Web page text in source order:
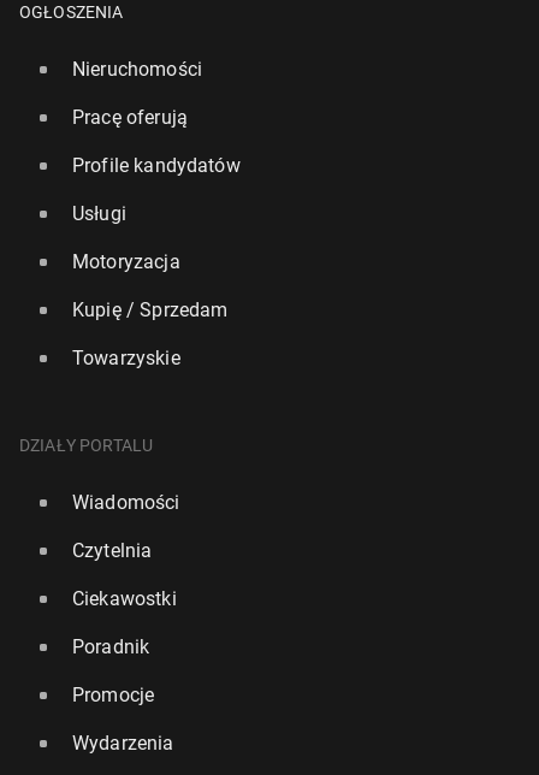
OGŁOSZENIA
Nieruchomości
Pracę oferują
Profile kandydatów
Usługi
Motoryzacja
Kupię / Sprzedam
Towarzyskie
DZIAŁY PORTALU
Wiadomości
Czytelnia
Ciekawostki
Poradnik
Promocje
Wydarzenia